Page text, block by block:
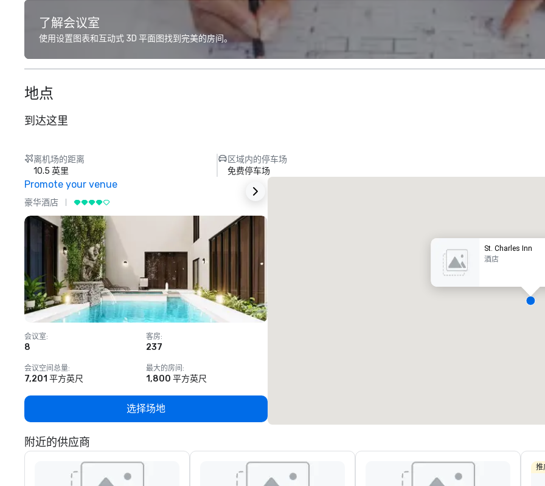
了解会议室
使用设置图表和互动式 3D 平面图找到完美的房间。
地点
到达这里
离机场的距离
10.5 英里
区域内的停车场
免费停车场
Promote your venue
豪华酒店
会议室:
8
客房:
237
会议空间总量:
7,201 平方英尺
最大的房间 :
1,800 平方英尺
选择场地
St. Charles Inn
酒店
附近的供应商
推